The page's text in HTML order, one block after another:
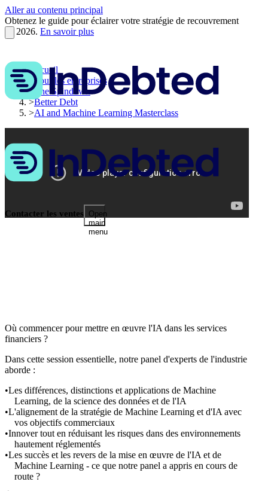
Aller au contenu principal
Obtenez le guide pour éclairer votre stratégie de recouvrement
en 2026. En savoir plus
Contacter les ventes
Open
main
menu
Accueil
>Pour les entreprises
>The Spindown
>Better Debt
>AI and Machine Learning Masterclass
Où commencer pour mettre en œuvre l'IA dans les services
financiers ?
Dans cette session essentielle, notre panel d'experts de l'industrie
aborde :
Les différences, distinctions et applications de Machine
Learning, de la science des données et de l'IA
L'alignement de la stratégie de Machine Learning et d'IA avec
vos objectifs commerciaux
Innover tout en réduisant les risques dans des environnements
hautement réglementés
Les succès et les revers de la mise en œuvre de l'IA et de
Machine Learning - ce que notre panel a appris en cours de
route ?